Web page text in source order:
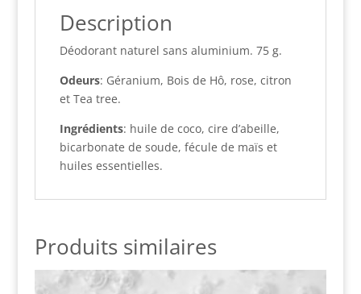
Description
Déodorant naturel sans aluminium. 75 g.
Odeurs: Géranium, Bois de Hô, rose, citron
et Tea tree.
Ingrédients: huile de coco, cire d’abeille,
bicarbonate de soude, fécule de maïs et
huiles essentielles.
Produits similaires